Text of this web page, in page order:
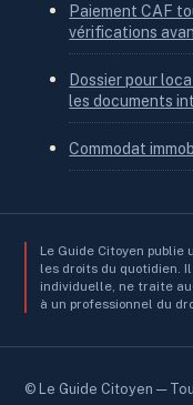
Paiement CAF
vérifications
Dossier pour
les documents
Commodat
Le Guide Citoyen
les droits du quotidien.
individuelle, ne traite
à un professionnel du
© Le Guide Citoyen —